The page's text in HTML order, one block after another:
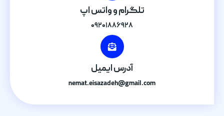
تلگرام و واتس اپ
۰۹۲۰۱۸۸۶۹۲۸
آدرس ایمیل
nemat.eisazadeh@gmail.com